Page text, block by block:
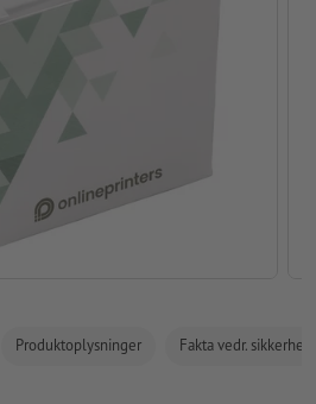
Produktoplysninger Fakta vedr.